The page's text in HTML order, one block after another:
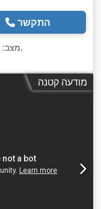
התקשר
מצב:,
מודעה קטנה